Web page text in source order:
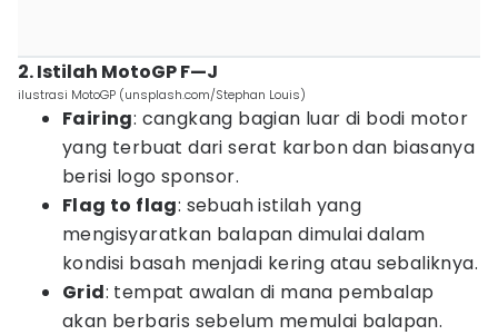
2. Istilah MotoGP F—J
ilustrasi MotoGP (unsplash.com/Stephan Louis)
Fairing: cangkang bagian luar di bodi motor
yang terbuat dari serat karbon dan biasanya
berisi logo sponsor.
Flag to flag: sebuah istilah yang
mengisyaratkan balapan dimulai dalam
kondisi basah menjadi kering atau sebaliknya.
Grid: tempat awalan di mana pembalap
akan berbaris sebelum memulai balapan.